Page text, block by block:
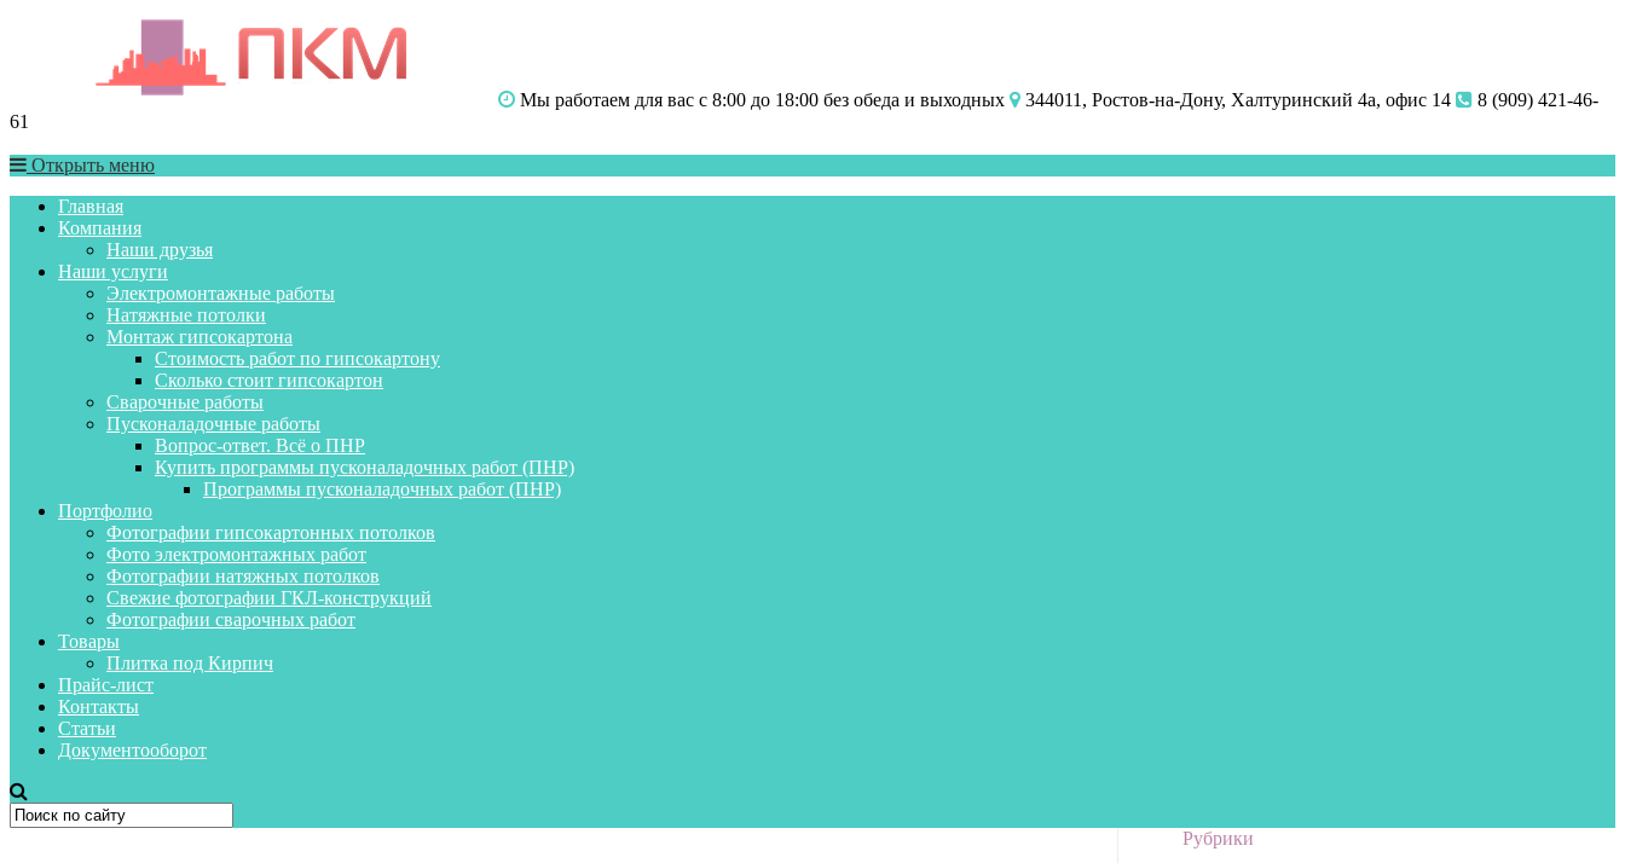
Мы работаем для вас с 8:00 до 18:00 без обеда и выходных 344011, Ростов-на-Дону, Халтуринский 4а, офис 14
8 (909) 421-46-
61
Открыть меню
Главная
Компания
Наши друзья
Наши услуги
Электромонтажные работы
Натяжные потолки
Монтаж гипсокартона
Стоимость работ по гипсокартону
Сколько стоит гипсокартон
Сварочные работы
Пусконаладочные работы
Вопрос-ответ. Всё о ПНР
Купить программы пусконаладочных работ (ПНР)
Программы пусконаладочных работ (ПНР)
Портфолио
Фотографии гипсокартонных потолков
Фото электромонтажных работ
Фотографии натяжных потолков
Свежие фотографии ГКЛ-конструкций
Фотографии сварочных работ
Товары
Плитка под Кирпич
Прайс-лист
Контакты
Статьи
Документооборот
Рубрики